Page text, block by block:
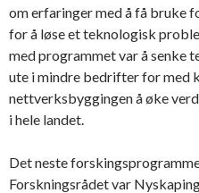
om erfaringer med å få bruke
for å løse et teknologisk
med programmet var å senke
ute i mindre bedrifter for med
nettverksbyggingen å øke
i hele landet.
Det neste
Forskningsrådet var